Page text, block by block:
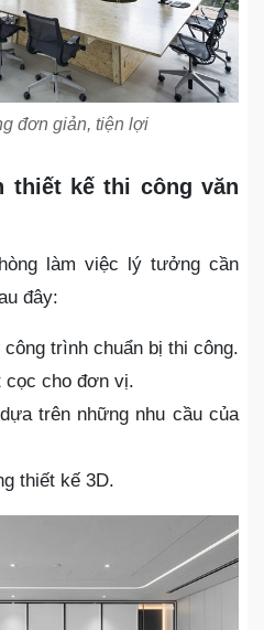
đơn giản, tiện lợi
thiết kế thi công văn
làm việc lý tưởng cần
đây:
trình chuẩn bị thi công.
cọc cho đơn vị.
trên những nhu cầu của
thiết kế 3D.